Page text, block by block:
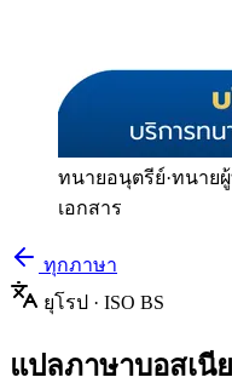
ทนายอนุตรีย์·ทนาย
เอกสาร
ทุกภาษา
ยุโรป · ISO BS
แปลภาษาบอสเนีย